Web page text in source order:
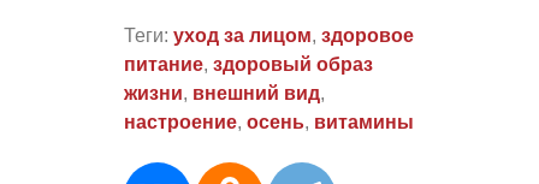
Теги: уход за лицом, здоровое
питание, здоровый образ
жизни, внешний вид,
настроение, осень, витамины